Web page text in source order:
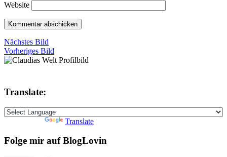
Website
Nächstes Bild
Vorheriges Bild
Translate:
Translate
Folge mir auf BlogLovin